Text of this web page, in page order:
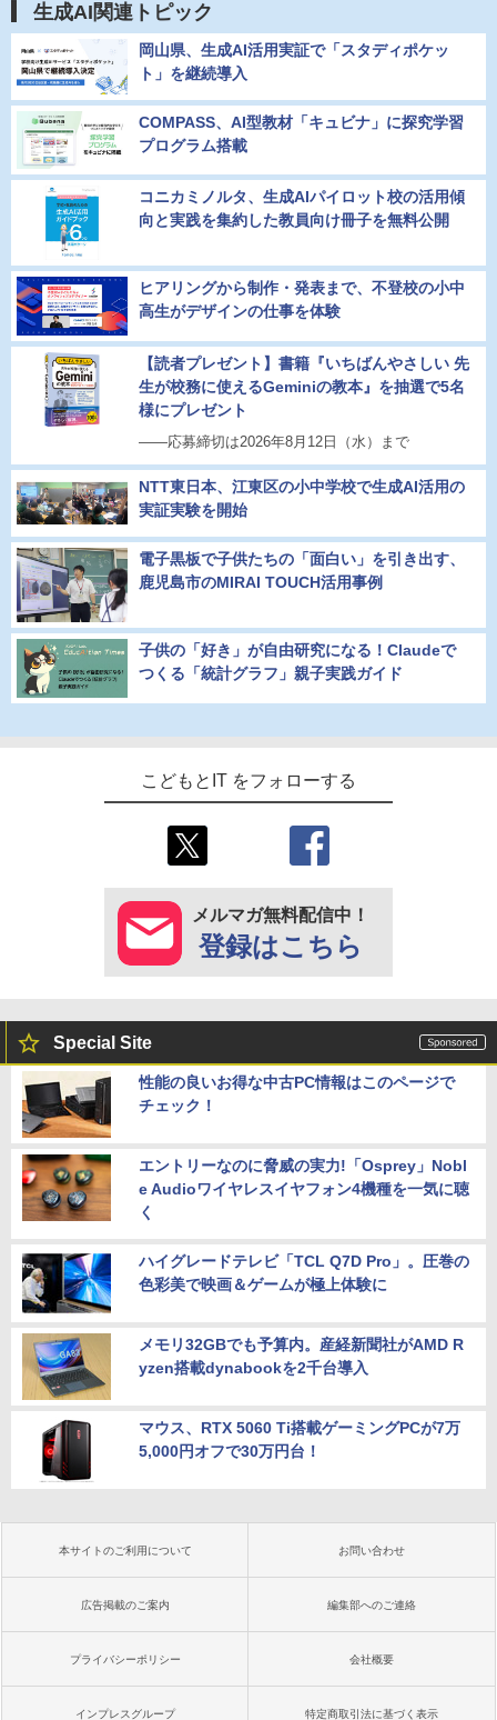
生成AI関連トピック
岡山県、生成AI活用実証で「スタディポケッ
ト」を継続導入
COMPASS、AI型教材「キュビナ」に探究学習
プログラム搭載
コニカミノルタ、生成AIパイロット校の活用傾
向と実践を集約した教員向け冊子を無料公開
ヒアリングから制作・発表まで、不登校の小中
高生がデザインの仕事を体験
【読者プレゼント】書籍『いちばんやさしい 先
生が校務に使えるGeminiの教本』を抽選で5名
様にプレゼント
――応募締切は2026年8月12日（水）まで
NTT東日本、江東区の小中学校で生成AI活用の
実証実験を開始
電子黒板で子供たちの「面白い」を引き出す、
鹿児島市のMIRAI TOUCH活用事例
子供の「好き」が自由研究になる！Claudeで
つくる「統計グラフ」親子実践ガイド
こどもとIT をフォローする
メルマガ無料配信中！
登録はこちら
Special Site
性能の良いお得な中古PC情報はこのページで
チェック！
エントリーなのに脅威の実力!「Osprey」Nobl
e Audioワイヤレスイヤフォン4機種を一気に聴
く
ハイグレードテレビ「TCL Q7D Pro」。圧巻の
色彩美で映画＆ゲームが極上体験に
メモリ32GBでも予算内。産経新聞社がAMD R
yzen搭載dynabookを2千台導入
マウス、RTX 5060 Ti搭載ゲーミングPCが7万
5,000円オフで30万円台！
本サイトのご利用について お問い合わせ
広告掲載のご案内 編集部へのご連絡
プライバシーポリシー 会社概要
インプレスグループ 特定商取引法に基づく表示